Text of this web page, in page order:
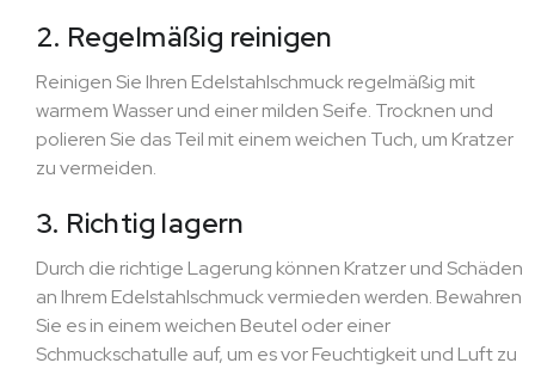
2. Regelmäßig reinigen
Reinigen Sie Ihren Edelstahlschmuck regelmäßig mit
warmem Wasser und einer milden Seife. Trocknen und
polieren Sie das Teil mit einem weichen Tuch, um Kratzer
zu vermeiden.
3. Richtig lagern
Durch die richtige Lagerung können Kratzer und Schäden
an Ihrem Edelstahlschmuck vermieden werden. Bewahren
Sie es in einem weichen Beutel oder einer
Schmuckschatulle auf, um es vor Feuchtigkeit und Luft zu